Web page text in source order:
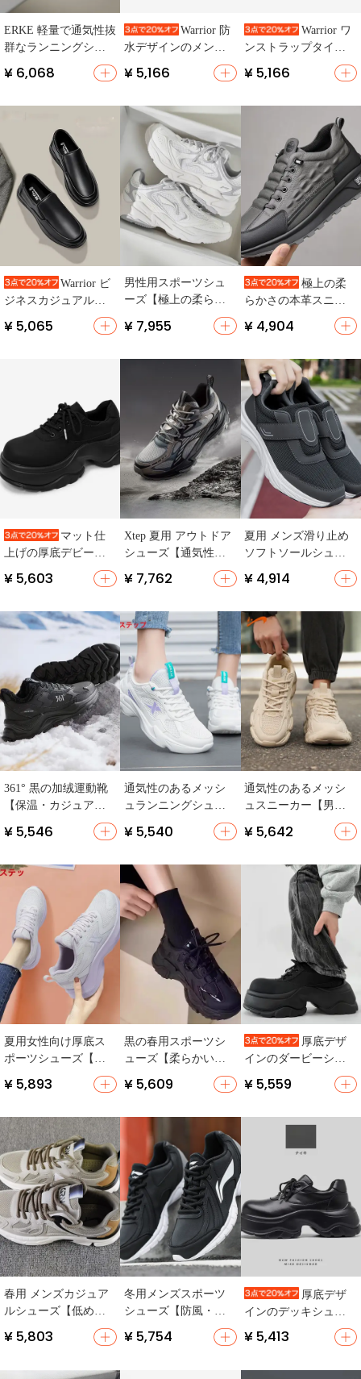
ERKE 軽量で通気性抜
群なランニングシュ
性・メンズ・秋用】
¥ 6,068
Warrior 防
水デザインのメンズ
カジュアルシューズ
【一脚蹬・軽量・快
¥ 5,166
Warrior ワ
ンストラップタイプ
【極上の柔らかさ・
¥ 5,166
Warrior ビ
ジネスカジュアルシ
ューズ【ソフトソー
ル・ワンタッチタイ
¥ 5,065
男性用スポーツシュ
ーズ【極上の柔らか
さ・カジュアル・ラ
ンニング用・白】
¥ 7,955
極上の柔
らかさの本革スニー
カー【カジュアル・
旅行向け・流行デザ
¥ 4,904
マット仕
上げの厚底デビーブ
ーツ【黒色・大きな
トゥ・カジュアルデ
¥ 5,603
Xtep 夏用 アウトドア
シューズ【通気性・
防滑・ハイキング・
ジョギング・カジュ
¥ 7,762
夏用 メンズ滑り止め
ソフトソールシュー
ズ【快適で軽量・中
高年向け・スポーツ
¥ 4,914
361° 黒の加绒運動靴
【保温・カジュア
ル・ランニング用】
¥ 5,546
通気性のあるメッシ
ュランニングシュー
ズ【女性用・夏用・
カジュアルデザイ
¥ 5,540
通気性のあるメッシ
ュスニーカー【男女
ル・カジュアルスタ
¥ 5,642
夏用女性向け厚底ス
ポーツシューズ【白
ュ・ランニング】
¥ 5,893
黒の春用スポーツシ
ューズ【柔らかいソ
底・ランニング対
¥ 5,609
厚底デザ
インのダービーシュ
げ・丸いつま先・全
¥ 5,559
春用 メンズカジュア
ルシューズ【低めの
デザイン・通気性・
柔らかいソール】
¥ 5,803
冬用メンズスポーツ
シューズ【防風・防
ル・カジュアルラン
¥ 5,754
厚底デザ
インのデッキシュー
さ・スポーティース
¥ 5,413